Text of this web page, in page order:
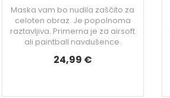
Maska vam bo nudila zaščito za
celoten obraz. Je popolnoma
raztavljiva. Primerna je za airsoft
ali paintball navdušence.
24,99 €